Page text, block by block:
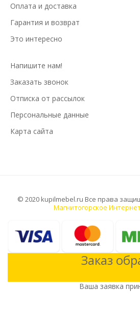
Оплата и доставка
Гарантия и возврат
Это интересно
Напишите нам!
Заказать звонок
Отписка от рассылок
Персональные данные
Карта сайта
© 2020 kupilmebel.ru Все права
Магнитогорское
Заказ
Ваша заявка